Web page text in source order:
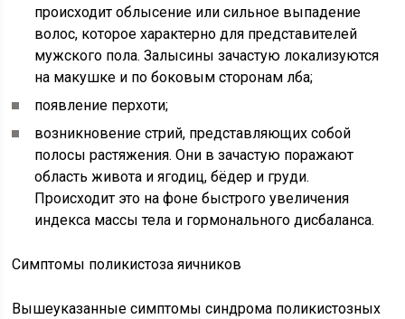
происходит облысение или сильное выпадение
волос, которое характерно для представителей
мужского пола. Залысины зачастую локализуются
на макушке и по боковым сторонам лба;
появление перхоти;
возникновение стрий, представляющих собой
полосы растяжения. Они в зачастую поражают
область живота и ягодиц, бёдер и груди.
Происходит это на фоне быстрого увеличения
индекса массы тела и гормонального дисбаланса.
Симптомы поликистоза яичников
Вышеуказанные симптомы синдрома поликистозных